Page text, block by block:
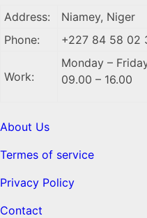
Address:
Niamey, Niger
Phone:
+227 84 58 02
Work:
Monday –
09.00 – 16.00
About Us
Termes of service
Privacy Policy
Contact